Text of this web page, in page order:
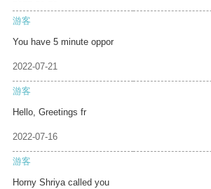
游客
You have 5 minute oppor
2022-07-21
游客
Hello, Greetings fr
2022-07-16
游客
Horny Shriya called you